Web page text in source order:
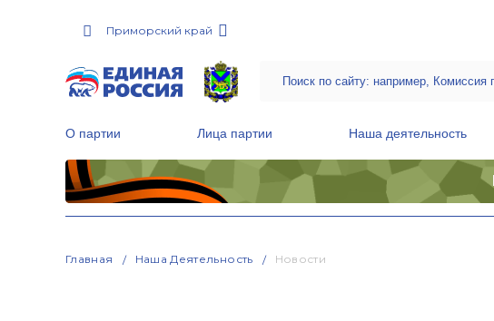
Приморский край
О партии Лица партии Наша деятельность
Главная Наша Деятельность Новости